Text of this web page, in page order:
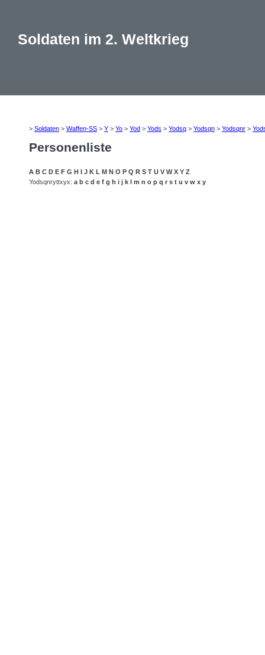
Soldaten im 2. Weltkrieg
> Soldaten > Waffen-SS > Y > Yo > Yod > Yods > Yodsq > Yodsqn > Yodsqnr >
Personenliste
A B C D E F G H I J K L M N O P Q R S T U V W X Y Z
Yodsqnryttxyx: a b c d e f g h i j k l m n o p q r s t u v w x y